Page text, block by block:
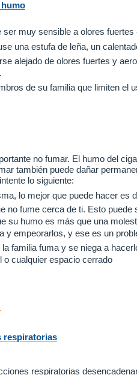
ser muy sensible a olores
una estufa de leña, un
alejado de olores fuertes y
de su familia que limiten el
no fumar. El humo del
también puede dañar
lo siguiente:
lo mejor que puede hacer es
no fume cerca de ti. Esto puede
su humo es más que una
y empeorarlos, y ese es un
familia fuma y se niega a
o cualquier espacio cerrado
respiratorias
respiratorias